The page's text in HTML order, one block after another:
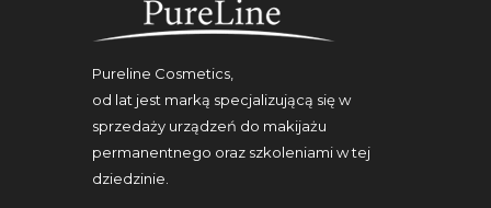
Pureline Cosmetics,
od lat jest marką specjalizującą się w
sprzedaży urządzeń do makijażu
permanentnego oraz szkoleniami w tej
dziedzinie.